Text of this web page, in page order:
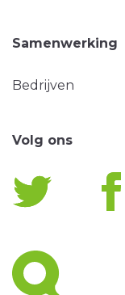
Samenwerking
Bedrijven
Volg ons